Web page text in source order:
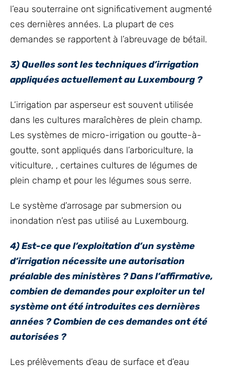
l’eau souterraine ont significativement augmenté
ces dernières années. La plupart de ces
demandes se rapportent à l’abreuvage de bétail.
3) Quelles sont les techniques d’irrigation
appliquées actuellement au Luxembourg ?
L’irrigation par asperseur est souvent utilisée
dans les cultures maraîchères de plein champ.
Les systèmes de micro-irrigation ou goutte-à-
goutte, sont appliqués dans l’arboriculture, la
viticulture, , certaines cultures de légumes de
plein champ et pour les légumes sous serre.
Le système d’arrosage par submersion ou
inondation n’est pas utilisé au Luxembourg.
4) Est-ce que l’exploitation d’un système
d’irrigation nécessite une autorisation
préalable des ministères ? Dans l’affirmative,
combien de demandes pour exploiter un tel
système ont été introduites ces dernières
années ? Combien de ces demandes ont été
autorisées ?
Les prélèvements d’eau de surface et d’eau